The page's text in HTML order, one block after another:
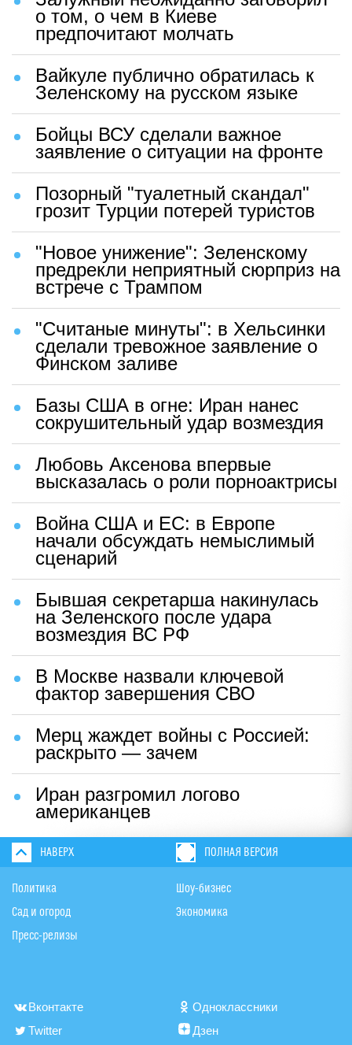
о том, о чем в Киеве
предпочитают молчать
Вайкуле публично обратилась к
Зеленскому на русском языке
Бойцы ВСУ сделали важное
заявление о ситуации на фронте
Позорный "туалетный скандал"
грозит Турции потерей туристов
"Новое унижение": Зеленскому
предрекли неприятный сюрприз на
встрече с Трампом
"Считаные минуты": в Хельсинки
сделали тревожное заявление о
Финском заливе
Базы США в огне: Иран нанес
сокрушительный удар возмездия
Любовь Аксенова впервые
высказалась о роли порноактрисы
Война США и ЕС: в Европе
начали обсуждать немыслимый
сценарий
Бывшая секретарша накинулась
на Зеленского после удара
возмездия ВС РФ
В Москве назвали ключевой
фактор завершения СВО
Мерц жаждет войны с Россией:
раскрыто — зачем
Иран разгромил логово
американцев
НАВЕРХ ПОЛНАЯ ВЕРСИЯ
Политика
Сад и огород
Пресс-релизы
Шоу-бизнес
Экономика
Вконтакте
Одноклассники
Twitter
Дзен